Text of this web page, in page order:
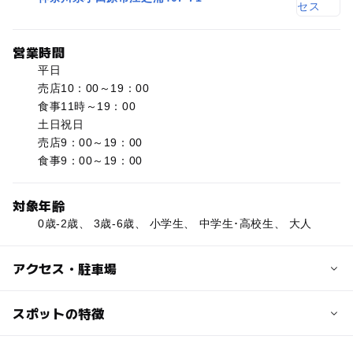
営業時間
平日
売店10：00～19：00
食事11時～19：00
土日祝日
売店9：00～19：00
食事9：00～19：00
対象年齢
0歳-2歳、 3歳-6歳、 小学生、 中学生･高校生、 大人
アクセス・駐車場
交通アクセス
スポットの特徴